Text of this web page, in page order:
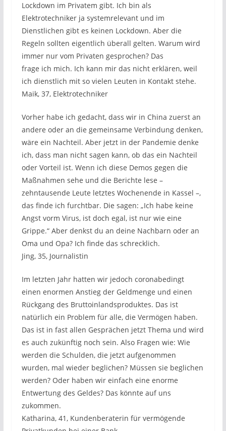
Lockdown im Privatem gibt. Ich bin als
Elektrotechniker ja systemrelevant und im
Dienstlichen gibt es keinen Lockdown. Aber die
Regeln sollten eigentlich überall gelten. Warum wird
immer nur vom Privaten gesprochen? Das
frage ich mich. Ich kann mir das nicht erklären, weil
ich dienstlich mit so vielen Leuten in Kontakt stehe.
Maik, 37, Elektrotechniker
Vorher habe ich gedacht, dass wir in China zuerst an
andere oder an die gemeinsame Verbindung denken,
wäre ein Nachteil. Aber jetzt in der Pandemie denke
ich, dass man nicht sagen kann, ob das ein Nachteil
oder Vorteil ist. Wenn ich diese Demos gegen die
Maßnahmen sehe und die Berichte lese –
zehntausende Leute letztes Wochenende in Kassel –,
das finde ich furchtbar. Die sagen: „Ich habe keine
Angst vorm Virus, ist doch egal, ist nur wie eine
Grippe.“ Aber denkst du an deine Nachbarn oder an
Oma und Opa? Ich finde das schrecklich.
Jing, 35, Journalistin
Im letzten Jahr hatten wir jedoch coronabedingt
einen enormen Anstieg der Geldmenge und einen
Rückgang des Bruttoinlandsproduktes. Das ist
natürlich ein Problem für alle, die Vermögen haben.
Das ist in fast allen Gesprächen jetzt Thema und wird
es auch zukünftig noch sein. Also Fragen wie: Wie
werden die Schulden, die jetzt aufgenommen
wurden, mal wieder beglichen? Müssen sie beglichen
werden? Oder haben wir einfach eine enorme
Entwertung des Geldes? Das könnte auf uns
zukommen.
Katharina, 41, Kundenberaterin für vermögende